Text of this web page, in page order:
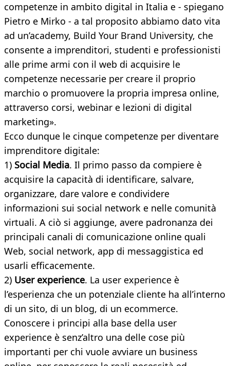
competenze in ambito digital in Italia e - spiegano
Pietro e Mirko - a tal proposito abbiamo dato vita
ad un’academy, Build Your Brand University, che
consente a imprenditori, studenti e professionisti
alle prime armi con il web di acquisire le
competenze necessarie per creare il proprio
marchio o promuovere la propria impresa online,
attraverso corsi, webinar e lezioni di digital
marketing».
Ecco dunque le cinque competenze per diventare
imprenditore digitale:
1) Social Media. Il primo passo da compiere è
acquisire la capacità di identificare, salvare,
organizzare, dare valore e condividere
informazioni sui social network e nelle comunità
virtuali. A ciò si aggiunge, avere padronanza dei
principali canali di comunicazione online quali
Web, social network, app di messaggistica ed
usarli efficacemente.
2) User experience. La user experience è
l’esperienza che un potenziale cliente ha all’interno
di un sito, di un blog, di un ecommerce.
Conoscere i principi alla base della user
experience è senz’altro una delle cose più
importanti per chi vuole avviare un business